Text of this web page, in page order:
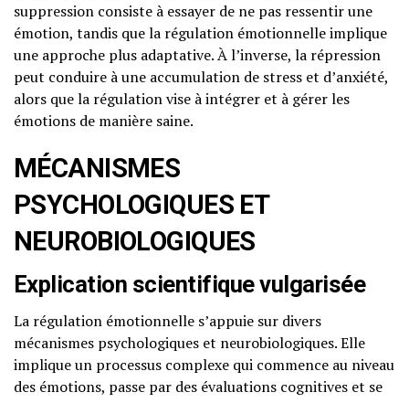
suppression consiste à essayer de ne pas ressentir une
émotion, tandis que la régulation émotionnelle implique
une approche plus adaptative. À l’inverse, la répression
peut conduire à une accumulation de stress et d’anxiété,
alors que la régulation vise à intégrer et à gérer les
émotions de manière saine.
MÉCANISMES
PSYCHOLOGIQUES ET
NEUROBIOLOGIQUES
Explication scientifique vulgarisée
La régulation émotionnelle s’appuie sur divers
mécanismes psychologiques et neurobiologiques. Elle
implique un processus complexe qui commence au niveau
des émotions, passe par des évaluations cognitives et se